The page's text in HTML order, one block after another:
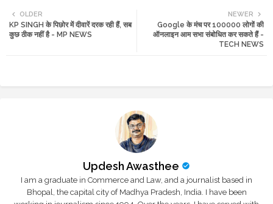
tte ats
NEWER
Google के मंच पर 100000 लोगों की
ऑनलाइन आम सभा संबोधित कर सकते हैं -
TECH NEWS
OLDER
KP SINGH के पिछोर में दीवारें दरक रही हैं, सब
कुछ ठीक नहीं है - MP NEWS
Updesh Awasthee
I am a graduate in Commerce and Law, and a journalist based in
Bhopal, the capital city of Madhya Pradesh, India. I have been